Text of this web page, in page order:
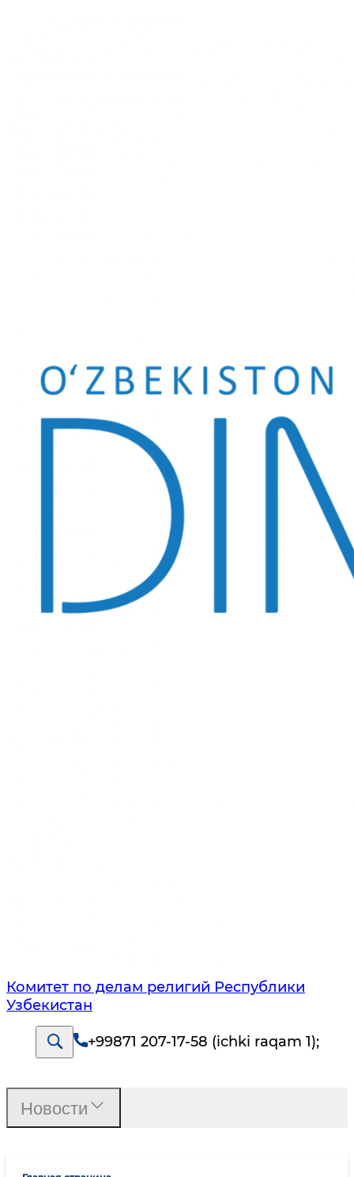
Комитет по делам религий Республики
Узбекистан
+99871 207-17-58 (ichki raqam 1);
Новости